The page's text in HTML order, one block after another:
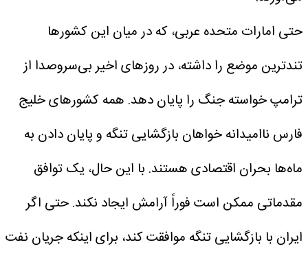
حتی امارات متحده عربی، که در میان این کشورها
تندترین موضع را داشته، در روزهای اخیر بی‌سروصدا از
ترامپ خواسته جنگ را پایان دهد. همه کشورهای خلیج
فارس ناامیدانه خواهان بازگشایی تنگه و پایان دادن به
ماه‌ها بحران اقتصادی هستند. با این حال، یک توافق
مقدماتی ممکن است فوراً آرامش ایجاد نکند.حتی اگر
ایران با بازگشایی تنگه موافقت کند، برای اینکه جریان نفت